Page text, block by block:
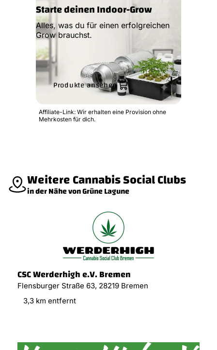
Starte deinen Indoor-Grow
Alles, was du für einen erfolgreichen
Grow brauchst.
Produkte ansehen
Affiliate-Link: Wir erhalten eine Provision ohne
Mehrkosten für dich.
Weitere Cannabis Social Clubs
in der Nähe von Grüne Lagune
CSC Werderhigh e.V. Bremen
Flensburger Straße 63, 28219 Bremen
3,3 km entfernt